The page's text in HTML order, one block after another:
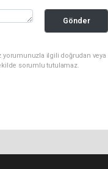
Gönder
yorumunuzla ilgili doğrudan veya
sorumlu tutulamaz.